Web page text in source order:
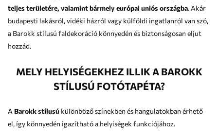
teljes területére, valamint bármely európai uniós országba. Akár
budapesti lakásról, vidéki házról vagy külföldi ingatlanról van szó,
a Barokk stílusú faldekoráció könnyedén és biztonságosan eljut
hozzád.
MELY HELYISÉGEKHEZ ILLIK A BAROKK
STÍLUSÚ FOTÓTAPÉTA?
A Barokk stílusú különböző színekben és hangulatokban érhető
el, így könnyedén igazítható a helyiségek funkciójához.